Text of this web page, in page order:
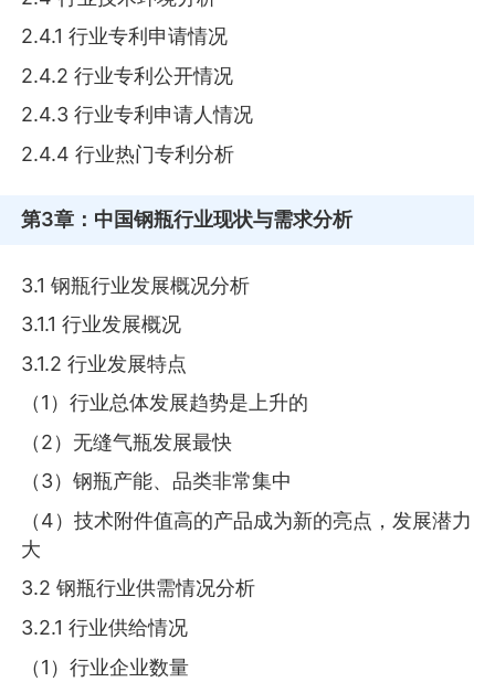
2.4.1 行业专利申请情况
2.4.2 行业专利公开情况
2.4.3 行业专利申请人情况
2.4.4 行业热门专利分析
第3章 ：中国钢瓶行业现状与需求分析
3.1 钢瓶行业发展概况分析
3.1.1 行业发展概况
3.1.2 行业发展特点
（1）行业总体发展趋势是上升的
（2）无缝气瓶发展最快
（3）钢瓶产能、品类非常集中
（4）技术附件值高的产品成为新的亮点，发展潜力
大
3.2 钢瓶行业供需情况分析
3.2.1 行业供给情况
（1）行业企业数量